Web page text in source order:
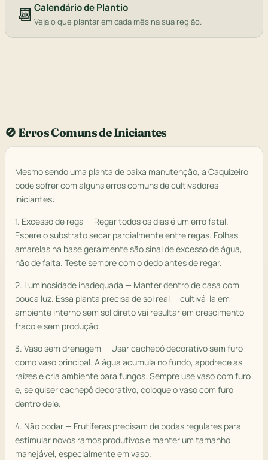
📆Calendário de Plantio
Veja o que plantar em cada mês na sua região.
🚫 Erros Comuns de Iniciantes
Mesmo sendo uma planta de baixa manutenção, a Caquizeiro
pode sofrer com alguns erros comuns de cultivadores
iniciantes:
1. Excesso de rega — Regar todos os dias é um erro fatal.
Espere o substrato secar parcialmente entre regas. Folhas
amarelas na base geralmente são sinal de excesso de água,
não de falta. Teste sempre com o dedo antes de regar.
2. Luminosidade inadequada — Manter dentro de casa com
pouca luz. Essa planta precisa de sol real — cultivá-la em
ambiente interno sem sol direto vai resultar em crescimento
fraco e sem produção.
3. Vaso sem drenagem — Usar cachepô decorativo sem furo
como vaso principal. A água acumula no fundo, apodrece as
raízes e cria ambiente para fungos. Sempre use vaso com furo
e, se quiser cachepô decorativo, coloque o vaso com furo
dentro dele.
4. Não podar — Frutíferas precisam de podas regulares para
estimular novos ramos produtivos e manter um tamanho
manejável, especialmente em vaso.